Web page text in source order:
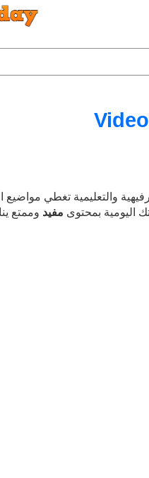
Video
والتعليمية تغطي
اليومية بمحتوى مفيد